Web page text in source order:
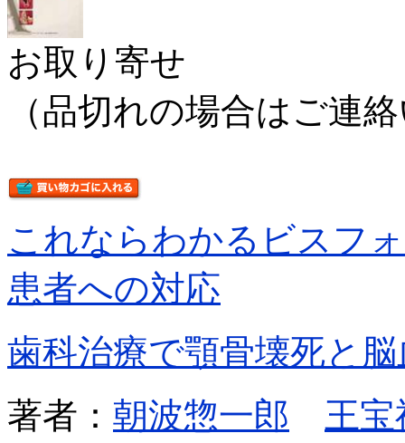
お取り寄せ
（品切れの場合はご連
これならわかるビスフ
患者への対応
歯科治療で顎骨壊死と
著者： 朝波惣一郎
王宝